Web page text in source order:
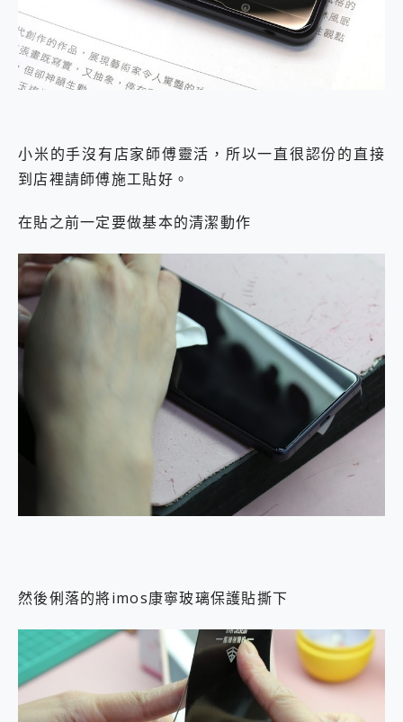
小米的手沒有店家師傅靈活，所以一直很認份的直接
到店裡請師傅施工貼好。
在貼之前一定要做基本的清潔動作
然後俐落的將imos康寧玻璃保護貼撕下